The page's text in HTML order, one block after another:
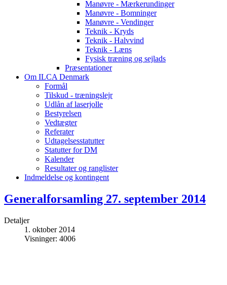
Manøvre - Mærkerundinger
Manøvre - Bomninger
Manøvre - Vendinger
Teknik - Kryds
Teknik - Halvvind
Teknik - Læns
Fysisk træning og sejlads
Præsentationer
Om ILCA Denmark
Formål
Tilskud - træningslejr
Udlån af laserjolle
Bestyrelsen
Vedtægter
Referater
Udtagelsesstatutter
Statutter for DM
Kalender
Resultater og ranglister
Indmeldelse og kontingent
Generalforsamling 27. september 2014
Detaljer
1. oktober 2014
Visninger: 4006